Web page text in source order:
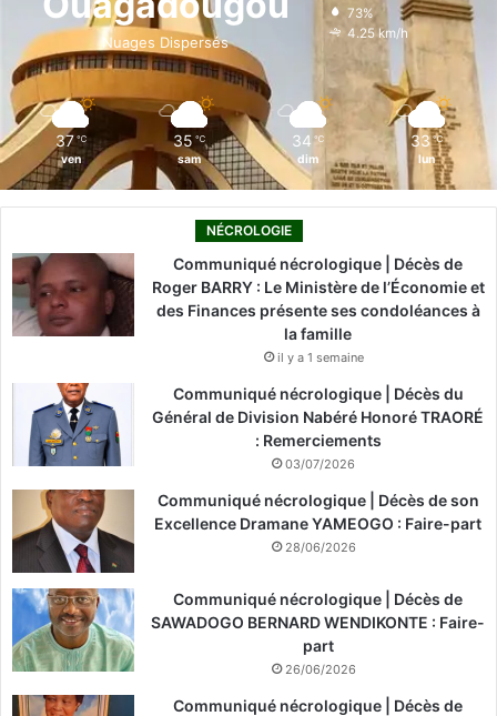
o
k
i
n
r
Nuages Dispersés
73%
4.25 km/h
37 ℃
ven
35 ℃
sam
34 ℃
dim
33 ℃
lun
NÉCROLOGIE
Communiqué nécrologique | Décès de
Roger BARRY : Le Ministère de l’Économie et
des Finances présente ses condoléances à
la famille
il y a 1 semaine
Communiqué nécrologique | Décès du
Général de Division Nabéré Honoré TRAORÉ
: Remerciements
03/07/2026
Communiqué nécrologique | Décès de son
Excellence Dramane YAMEOGO : Faire-part
28/06/2026
Communiqué nécrologique | Décès de
SAWADOGO BERNARD WENDIKONTE : Faire-
part
26/06/2026
Communiqué nécrologique | Décès de